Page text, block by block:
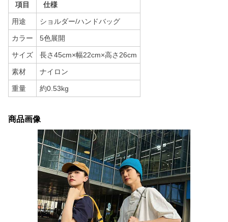
項目 仕様
用途 ショルダー/ハンドバッグ
カラー 5色展開
サイズ 長さ45cm×幅22cm×高さ26cm
素材 ナイロン
重量 約0.53kg
商品画像